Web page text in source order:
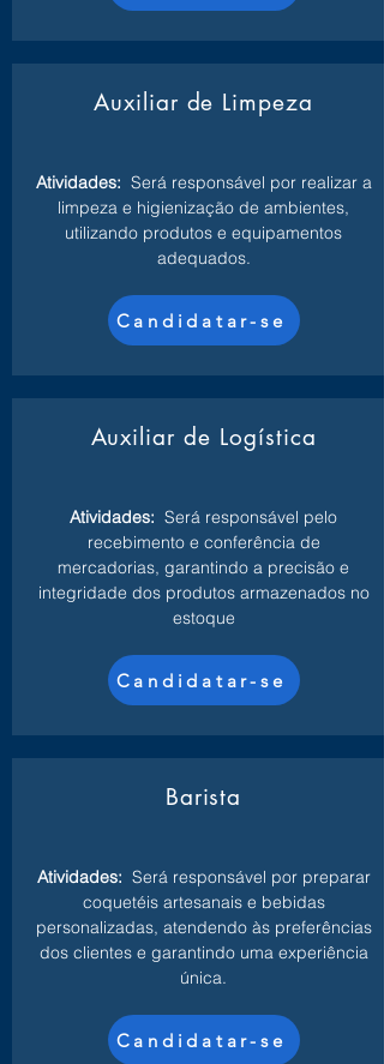
Auxiliar de Limpeza
Atividades: Será responsável por realizar a
limpeza e higienização de ambientes,
utilizando produtos e equipamentos
adequados.
Candidatar-se
Auxiliar de Logística
Atividades: Será responsável pelo
recebimento e conferência de
mercadorias, garantindo a precisão e
integridade dos produtos armazenados no
estoque
Candidatar-se
Barista
Atividades: Será responsável por preparar
coquetéis artesanais e bebidas
personalizadas, atendendo às preferências
dos clientes e garantindo uma experiência
única.
Candidatar-se